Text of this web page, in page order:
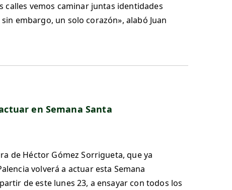
calles vemos caminar juntas identidades
embargo, un solo corazón», alabó Juan
en Semana Santa
de Héctor Gómez Sorrigueta, que ya
volverá a actuar esta Semana
de este lunes 23, a ensayar con todos los